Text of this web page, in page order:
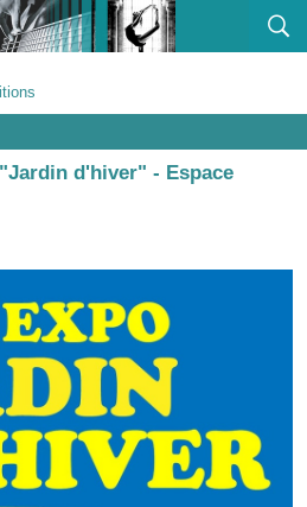
d'hiver" - Espace